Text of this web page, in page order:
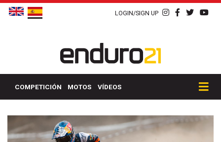
LOGIN/SIGN UP
COMPETICIÓN MOTOS VÍDEOS